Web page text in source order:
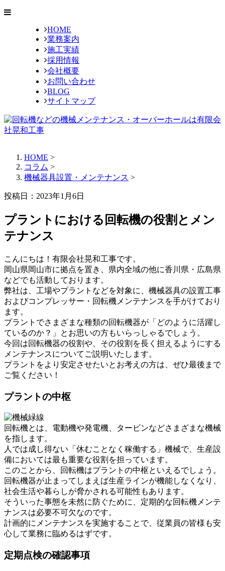
HOME
業務案内
施工実績
採用情報
会社概要
お問い合わせ
BLOG
サイトマップ
HOME >
コラム >
機械器具設置・メンテナンス >
投稿日：2023年1月6日
プラントにおける回転機の役割とメン
テナンス
こんにちは！有限会社晃和工事です。
岡山県岡山市に拠点を置き、県内全域の他に香川県・広島県
などでも活動しております。
弊社は、工場やプラントなどを対象に、機械器具の設置工事
およびコンプレッサー・回転機メンテナンスを手がけており
ます。
プラントでさまざまな種類の回転機器が「どのように活躍し
ているのか？」とお思いの方もいらっしゃるでしょう。
今回は回転機器の役割や、その役割を長く担えるようにする
メンテナンスについてご説明いたします。
プラントをより安定させたいとお考えの方は、ぜひ最後まで
ご覧ください！
プラントの中枢
回転機とは、電動機や発電機、タービンなどさまざまな機械
を指します。
人では成し得ない「休むことなく稼働する」機械で、生産設
備においては最も重要な役割を担っています。
このことから、回転機はプラントの中枢といえるでしょう。
回転機器が止まってしまえば生産ラインが機能しなくなり、
社会生活や暮らしが脅かされる可能性もあります。
そういった事態を未然に防ぐために、定期的な回転機メンテ
ナンスは必要不可欠なのです。
計画的にメンテナンスを実施することで、従業員の皆様も安
心して業務に臨めるはずです。
定期点検の確認事項